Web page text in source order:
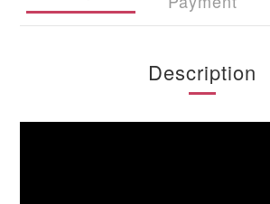
Description